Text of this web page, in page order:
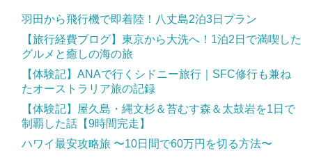
羽田から飛行機で即着陸！八丈島2泊3日プラン
【旅行経費ブログ】東京から大洗へ！1泊2日で満喫した
グルメと癒しの海の旅
【体験記】ANAで行くシドニー旅行｜SFC修行も兼ね
たオーストラリア旅の記録
【体験記】屋久島・縄文杉＆苔むす森＆太鼓岩を1日で
制覇した話【9時間完走】
ハワイ最安攻略旅 〜10日間で60万円を切る方法〜